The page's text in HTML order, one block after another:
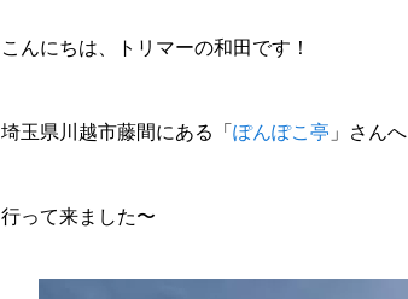
こんにちは、トリマーの和田です！
埼玉県川越市藤間にある「 ぽんぽこ亭 」さんへ
行って来ました〜